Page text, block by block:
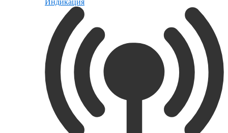
Индикация